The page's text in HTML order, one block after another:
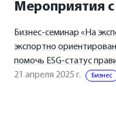
Мероприятия с
Бизнес-семинар «На
экспортно
помочь ESG-статус
21 апреля 2025 г.
Бизнес